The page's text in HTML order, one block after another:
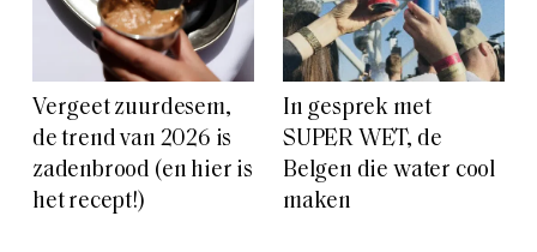
Vergeet zuurdesem,
de trend van 2026 is
zadenbrood (en hier is
het recept!)
In gesprek met
SUPER WET, de
Belgen die water cool
maken